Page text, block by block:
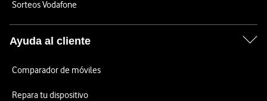
Sorteos Vodafone
Ayuda al cliente
Comparador de móviles
Repara tu dispositivo